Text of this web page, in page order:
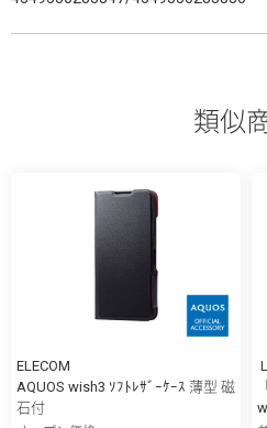
類似
ELECOM
AQUOS wish3 ｿﾌﾄﾚｻﾞｰｹｰｽ 薄型 磁
石付